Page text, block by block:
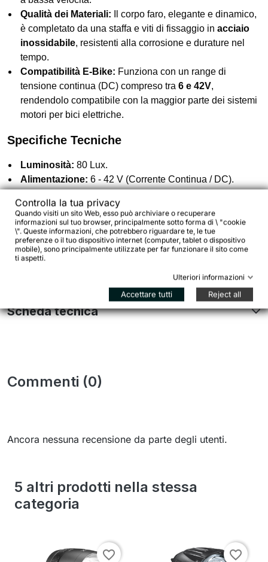
Qualità dei Materiali: Il corpo faro, elegante e dinamico,
è completato da una staffa e viti di fissaggio in acciaio
inossidabile, resistenti alla corrosione e durature nel
tempo.
Compatibilità E-Bike: Funziona con un range di
tensione continua (DC) compreso tra 6 e 42V,
rendendolo compatibile con la maggior parte dei sistemi
motori per bici elettriche.
Specifiche Tecniche
Luminosità: 80 Lux.
Alimentazione: 6 - 42 V (Corrente Continua / DC).
Connessioni:Include l'uscita per il collegamento della
luce posteriore (tensione DC).
Supporto:Staffa robusta in acciaio inox inclusa.
Scheda tecnica
Commenti (0)
Ancora nessuna recensione da parte degli utenti.
5 altri prodotti nella stessa
categoria
favorite_border favorite_border
Controlla la tua privacy
Quando visiti un sito Web, esso può archiviare o recuperare
informazioni sul tuo browser, principalmente sotto forma di \ "cookie
\". Queste informazioni, che potrebbero riguardare te, le tue
preferenze o il tuo dispositivo internet (computer, tablet o dispositivo
mobile), sono principalmente utilizzate per far funzionare il sito come
ti aspetti.
Ulteriori informazioni
Accettare tutti Reject all